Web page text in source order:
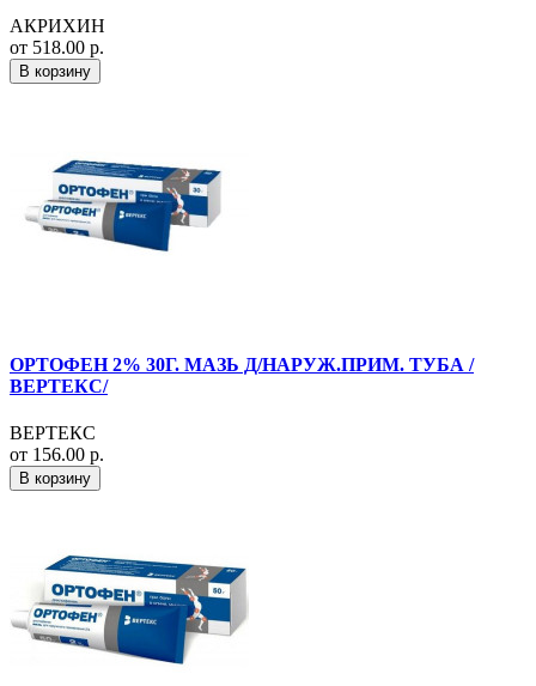
АКРИХИН
от 518.00 р.
В корзину
ОРТОФЕН 2% 30Г. МАЗЬ Д/НАРУЖ.ПРИМ. ТУБА /
ВЕРТЕКС/
ВЕРТЕКС
от 156.00 р.
В корзину